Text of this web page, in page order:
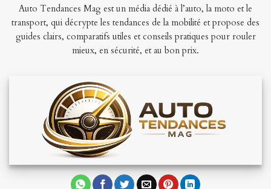
Auto Tendances Mag est un média dédié à l’auto, la moto et le
transport, qui décrypte les tendances de la mobilité et propose des
guides clairs, comparatifs utiles et conseils pratiques pour rouler
mieux, en sécurité, et au bon prix.